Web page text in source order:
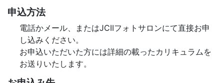
申込方法
電話かメール、またはJCIIフォトサロンにて直接お申
し込みください。
お申込いただいた方には詳細の載ったカリキュラムを
お送りいたします。